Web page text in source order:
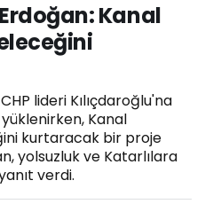
geleceğini kurtaracak
Kanal
lideri Kılıçdaroğlu'na
Kanal
kurtaracak bir proje
yolsuzluk ve Katarlılara
verdi.